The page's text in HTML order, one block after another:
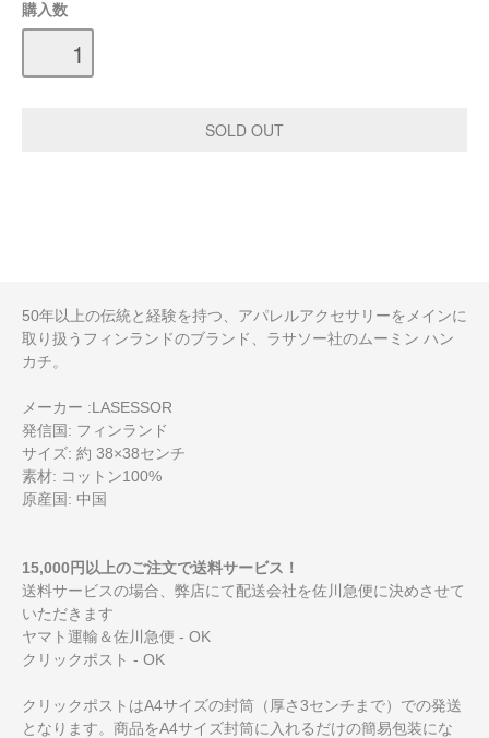
購入数
50年以上の伝統と経験を持つ、アパレルアクセサリーをメインに
取り扱うフィンランドのブランド、ラサソー社のムーミン ハン
カチ。
メーカー :LASESSOR
発信国: フィンランド
サイズ: 約 38×38センチ
素材: コットン100%
原産国: 中国
15,000円以上のご注文で送料サービス！
送料サービスの場合、弊店にて配送会社を佐川急便に決めさせて
いただきます
ヤマト運輸＆佐川急便 - OK
クリックポスト - OK
クリックポストはA4サイズの封筒（厚さ3センチまで）での発送
となります。商品をA4サイズ封筒に入れるだけの簡易包装にな